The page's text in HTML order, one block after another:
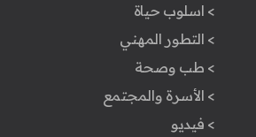
> اسلوب حياة
> التطور المهني
> طب وصحة
> الأسرة والمجتمع
> فيديو